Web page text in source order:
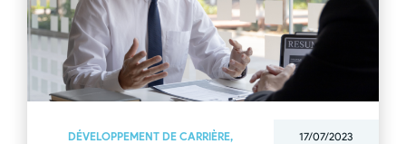
DÉVELOPPEMENT DE CARRIÈRE,
17/07/2023